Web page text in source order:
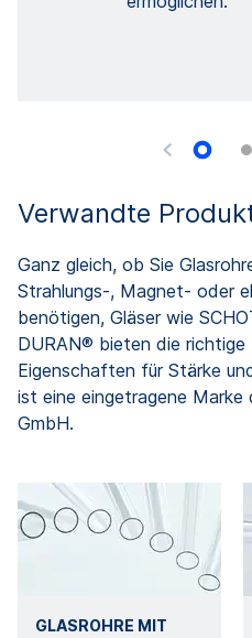
Verwandte
Ganz gleich, ob Sie
Strahlungs-, Magnet- oder
benötigen, Gläser wie
DURAN® bieten die
Eigenschaften für Stärke
ist eine eingetragene Marke
GmbH.
GLASROHRE MIT